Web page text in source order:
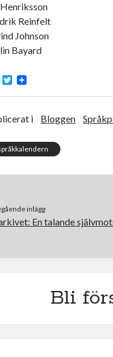
Reinfelt
Johnson
Bayard
F
T
i
t
i Bloggen
inlägg
En talande
Bli